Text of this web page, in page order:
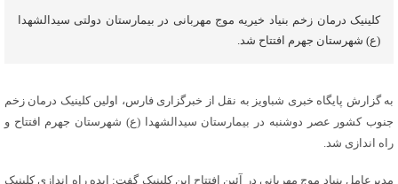
کلینیک درمان زخم بنیاد خیریه موج مهربانی در بیمارستان دولتی سیدالشهدا
(ع) شهرستان جهرم افتتاح شد.
به گزارش پایگاه خبری شباویز به نقل از خبرگزاری فارس، اولین کلینیک درمان زخم
جنوب کشور عصر دوشنبه در بیمارستان سیدالشهدا (ع) شهرستان جهرم افتتاح و
راه اندازی شد.
مدیرعامل بنیاد موج مهربانی در آئین افتتاح این کلینیک گفت: ایده راه اندازی کلینیک